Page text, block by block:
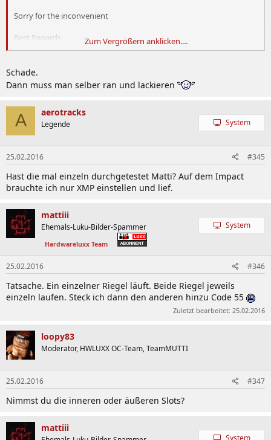
Sorry for the inconvenient
Best Regards
F.A.E
G.SKILL international
Zum Vergrößern anklicken....
Schade.
Dann muss man selber ran und lackieren
A aerotracks
Legende System
25.02.2016 #345
Hast die mal einzeln durchgetestet Matti? Auf dem Impact
brauchte ich nur XMP einstellen und lief.
mattiii
Ehemals-Luku-Bilder-Spammer
Hardwareluxx Team
System
25.02.2016 #346
Tatsache. Ein einzelner Riegel läuft. Beide Riegel jeweils
einzeln laufen. Steck ich dann den anderen hinzu Code 55
Zuletzt bearbeitet: 25.02.2016
loopy83
Moderator, HWLUXX OC-Team, TeamMUTTI
25.02.2016 #347
Nimmst du die inneren oder äußeren Slots?
mattiii
System